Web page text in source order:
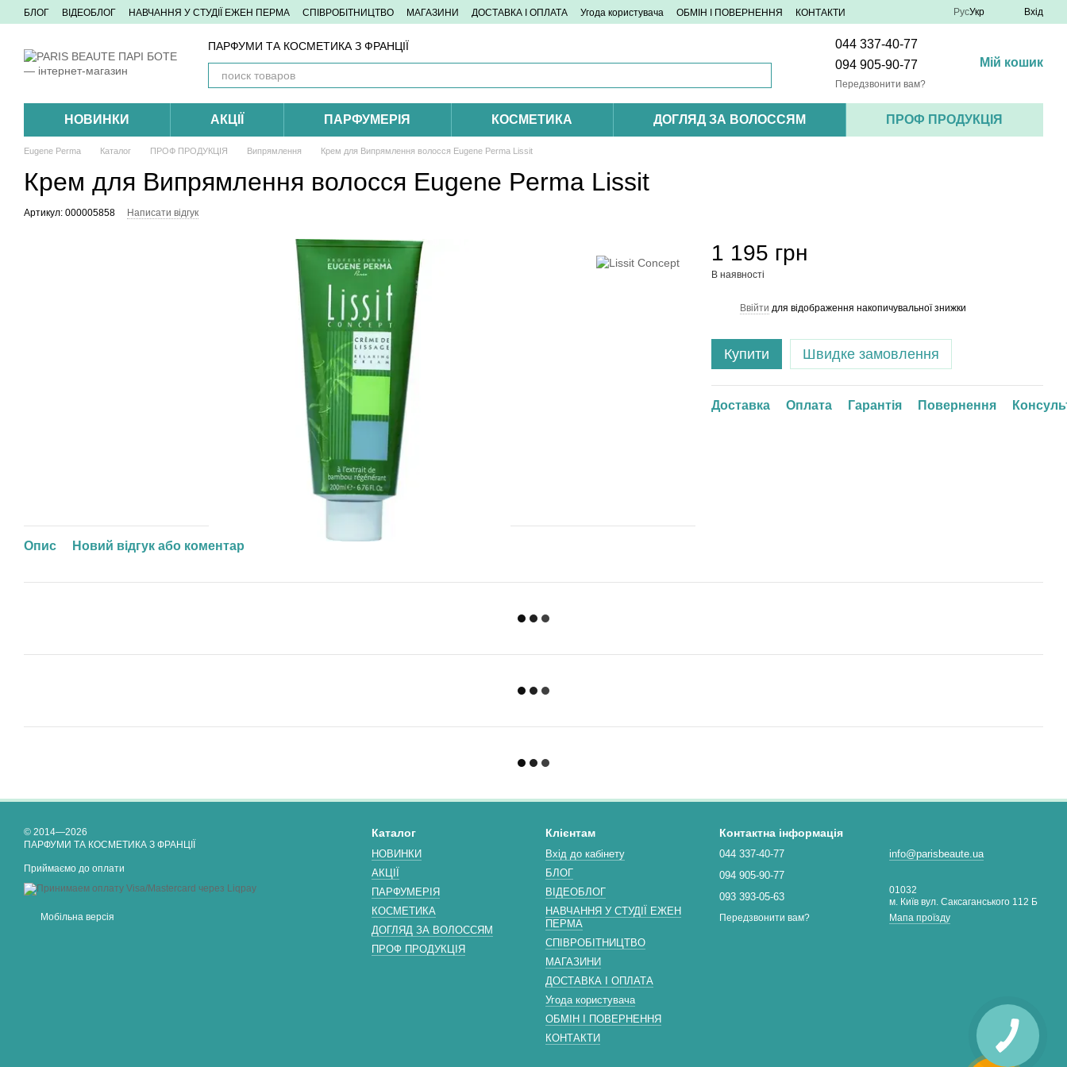
Перейти до основного контенту
БЛОГ ВІДЕОБЛОГ НАВЧАННЯ У СТУДІЇ ЕЖЕН ПЕРМА СПІВРОБІТНИЦТВО МАГАЗИНИ ДОСТАВКА І ОПЛАТА Угода користувача ОБМІН І ПОВЕРНЕННЯ КОНТАКТИ РусУкр Вхід
ПАРФУМИ ТА КОСМЕТИКА З ФРАНЦІЇ
044 337-40-77
094 905-90-77
Передзвонити вам?
Мій кошик
НОВИНКИ АКЦІЇ ПАРФУМЕРІЯ КОСМЕТИКА ДОГЛЯД ЗА ВОЛОССЯМ ПРОФ ПРОДУКЦІЯ
Eugene Perma Каталог ПРОФ ПРОДУКЦІЯ Випрямлення Крем для Випрямлення волосся Eugene Рerma Lissit
Крем для Випрямлення волосся Eugene Рerma Lissit
Артикул: 000005858 Написати відгук
Опис Новий відгук або коментар
1 195 грн
В наявності
Ввійти для відображення накопичувальної знижки
Купити Швидке замовлення
Доставка Оплата Гарантія Повернення
© 2014—2026
ПАРФУМИ ТА КОСМЕТИКА З ФРАНЦІЇ
Приймаємо до оплати
Мобільна версія
Каталог
НОВИНКИ
АКЦІЇ
ПАРФУМЕРІЯ
КОСМЕТИКА
ДОГЛЯД ЗА ВОЛОССЯМ
ПРОФ ПРОДУКЦІЯ
Клієнтам
Вхід до кабінету
БЛОГ
ВІДЕОБЛОГ
НАВЧАННЯ У СТУДІЇ ЕЖЕН
ПЕРМА
СПІВРОБІТНИЦТВО
МАГАЗИНИ
ДОСТАВКА І ОПЛАТА
Угода користувача
ОБМІН І ПОВЕРНЕННЯ
КОНТАКТИ
Контактна інформація
044 337-40-77
094 905-90-77
093 393-05-63
Передзвонити вам?
info@parisbeaute.ua
01032
м. Київ вул. Саксаганського 112 Б
Мапа проїзду